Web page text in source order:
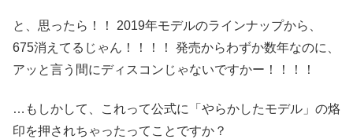
と、思ったら！！ 2019年モデルのラインナップから、
675消えてるじゃん！！！！ 発売からわずか数年なのに、
アッと言う間にディスコンじゃないですかー！！！！
…もしかして、これって公式に「やらかしたモデル」の烙
印を押されちゃったってことですか？